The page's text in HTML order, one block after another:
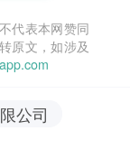
代表本网赞同
原文，如涉及
公司